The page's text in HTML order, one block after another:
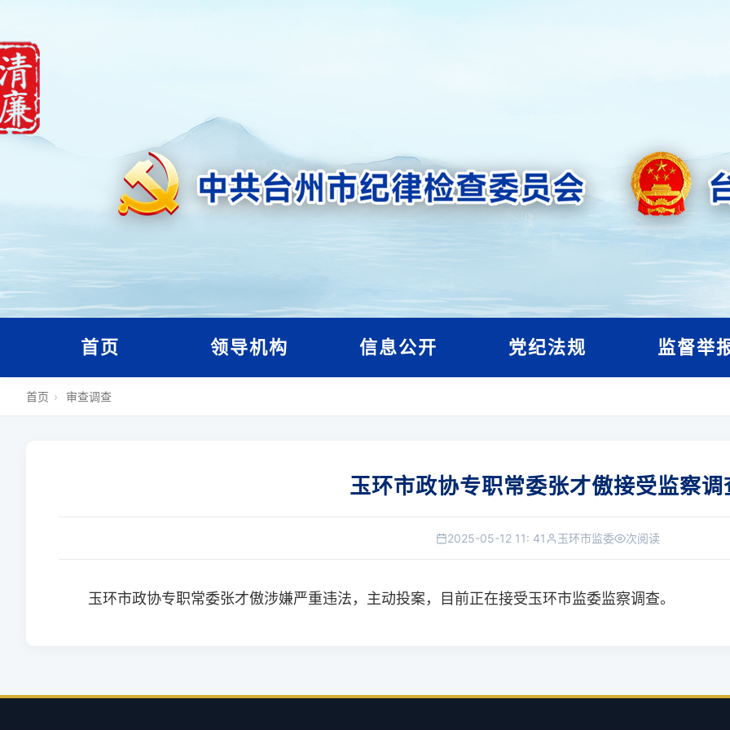
首页 领导机构 信息公开 党纪法规 监督举
首页 › 审查调查
玉环市政协专职常委张才傲接受监察调
2025-05-12 11: 41 玉环市监委 次阅读
玉环市政协专职常委张才傲涉嫌严重违法，主动投案，目前正在接受玉环市监委监察调查。